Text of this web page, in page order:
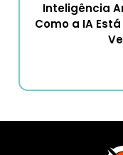
Inteligência
Como a IA